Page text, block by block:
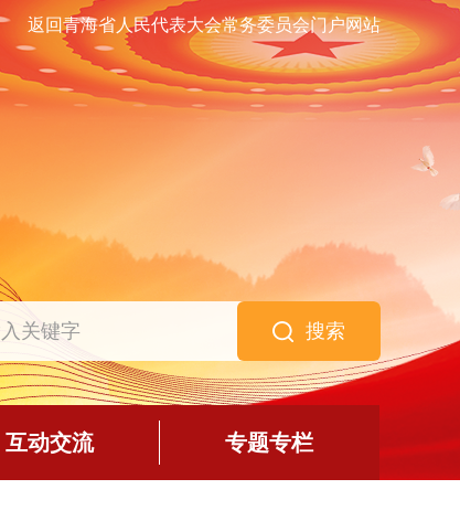
返回青海省人民代表大会常务委员会门户网站
搜索
互动交流 专题专栏